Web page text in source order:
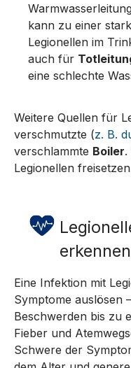
kann zu einer
Legionellen im
auch für
eine schlechte
Weitere Quellen für
verschmutzte (z. B.
verschlammte Boiler.
Legionellen
erkennen
Eine Infektion mit
Symptome auslösen
Beschwerden bis zu
Fieber und
Schwere der